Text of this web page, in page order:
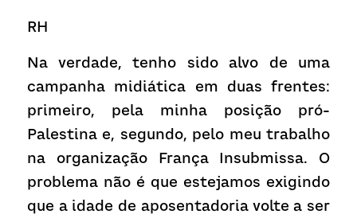
RH
Na verdade, tenho sido alvo de uma
campanha midiática em duas frentes:
primeiro, pela minha posição pró-
Palestina e, segundo, pelo meu trabalho
na organização França Insubmissa. O
problema não é que estejamos exigindo
que a idade de aposentadoria volte a ser